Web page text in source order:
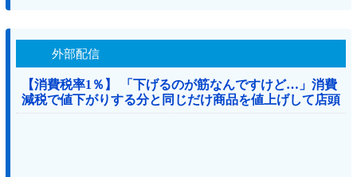
外部配信
【消費税率1％】 「下げるのが筋なんですけど…」消費
減税で値下がりする分と同じだけ商品を値上げして店頭
価格を変えない店も